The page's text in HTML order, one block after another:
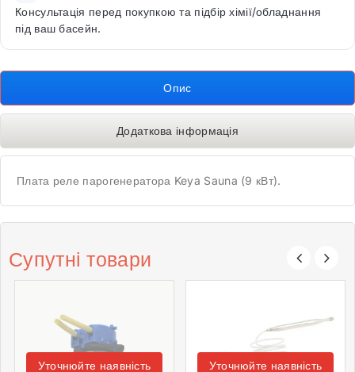
Консультація перед покупкою та підбір хімії/обладнання
під ваш басейн.
Опис
Додаткова інформація
Плата реле парогенератора Keya Sauna (9 кВт).
Супутні товари
Уточнюйте наявність Уточнюйте наявність